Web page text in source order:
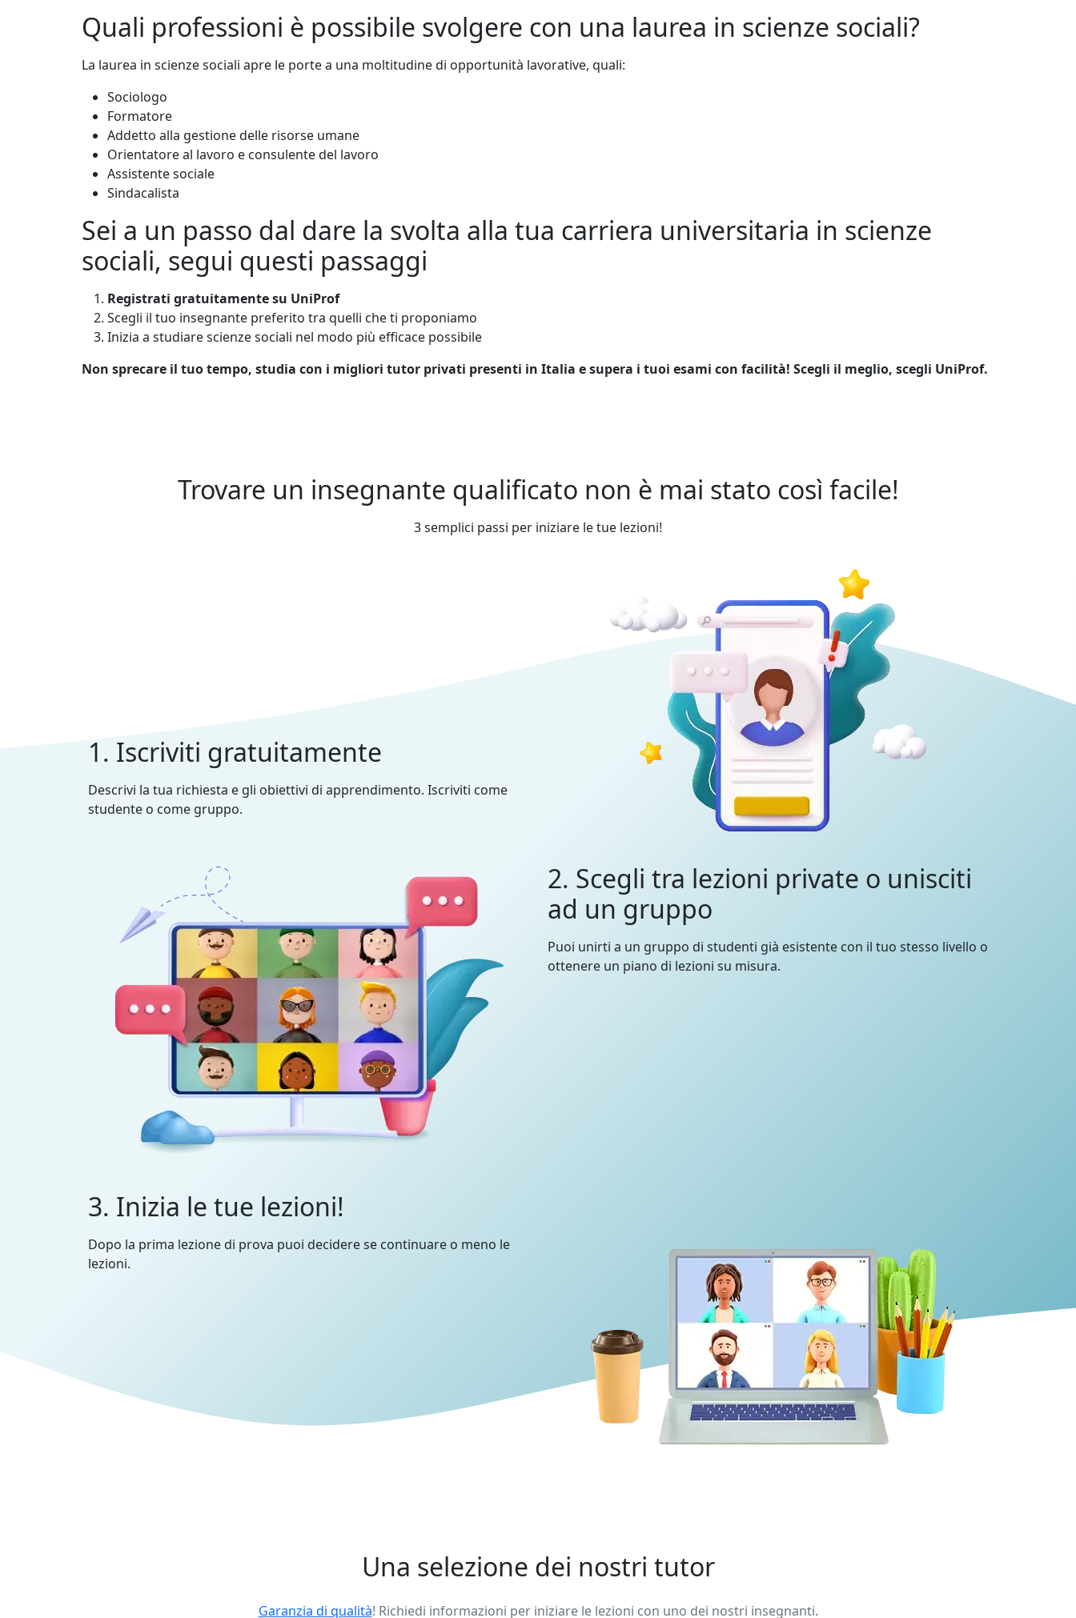
Quali professioni è possibile svolgere con una laurea in scienze sociali?
La laurea in scienze sociali apre le porte a una moltitudine di opportunità lavorative, quali:
Sociologo
Formatore
Addetto alla gestione delle risorse umane
Orientatore al lavoro e consulente del lavoro
Assistente sociale
Sindacalista
Sei a un passo dal dare la svolta alla tua carriera universitaria in scienze
sociali, segui questi passaggi
Registrati gratuitamente su UniProf
Scegli il tuo insegnante preferito tra quelli che ti proponiamo
Inizia a studiare scienze sociali nel modo più efficace possibile
Non sprecare il tuo tempo, studia con i migliori tutor privati presenti in Italia e supera i tuoi esami con facilità! Scegli il meglio, scegli UniProf.
Trovare un insegnante qualificato non è mai stato così facile!
3 semplici passi per iniziare le tue lezioni!
1. Iscriviti gratuitamente
Descrivi la tua richiesta e gli obiettivi di apprendimento. Iscriviti come
studente o come gruppo.
2. Scegli tra lezioni private o unisciti
ad un gruppo
Puoi unirti a un gruppo di studenti già esistente con il tuo stesso livello o
ottenere un piano di lezioni su misura.
3. Inizia le tue lezioni!
Dopo la prima lezione di prova puoi decidere se continuare o meno le
lezioni.
Una selezione dei nostri tutor
Garanzia di qualità! Richiedi informazioni per iniziare le lezioni con uno dei nostri insegnanti.